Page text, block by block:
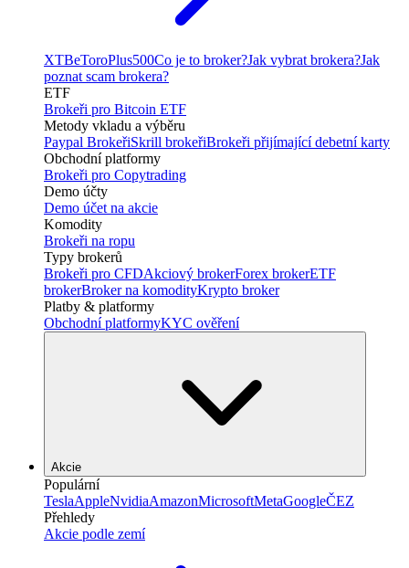
XTBeToroPlus500Co je to broker?Jak vybrat brokera?Jak
poznat scam brokera?
ETF
Brokeři pro Bitcoin ETF
Metody vkladu a výběru
Paypal BrokeřiSkrill brokeřiBrokeři přijímající debetní karty
Obchodní platformy
Brokeři pro Copytrading
Demo účty
Demo účet na akcie
Komodity
Brokeři na ropu
Typy brokerů
Brokeři pro CFDAkciový brokerForex brokerETF
brokerBroker na komodityKrypto broker
Platby & platformy
Obchodní platformyKYC ověření
Akcie
Populární
TeslaAppleNvidiaAmazonMicrosoftMetaGoogleČEZ
Přehledy
Akcie podle zemí